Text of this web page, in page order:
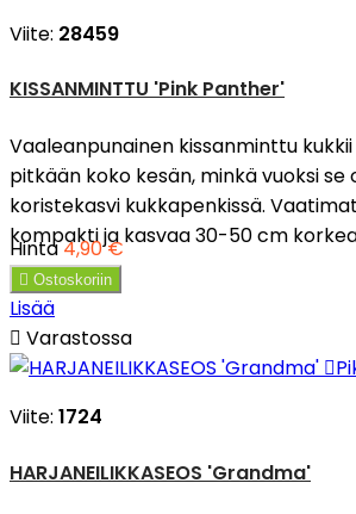
Viite: 28459
KISSANMINTTU 'Pink Panther'
Vaaleanpunainen kissanminttu
pitkään koko kesän, minkä vuoksi se
koristekasvi kukkapenkissä.
kompakti ja kasvaa 30-50 cm
Hinta 4,90 €
 Ostoskoriin
Lisää
 Varastossa

Viite: 1724
HARJANEILIKKASEOS 'Grandma'